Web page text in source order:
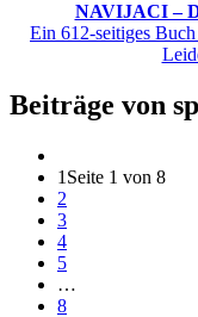
NAVIJACI –
Ein 612-seitiges
Beiträge von
1 Seite 1 von 8
2
3
4
5
…
8